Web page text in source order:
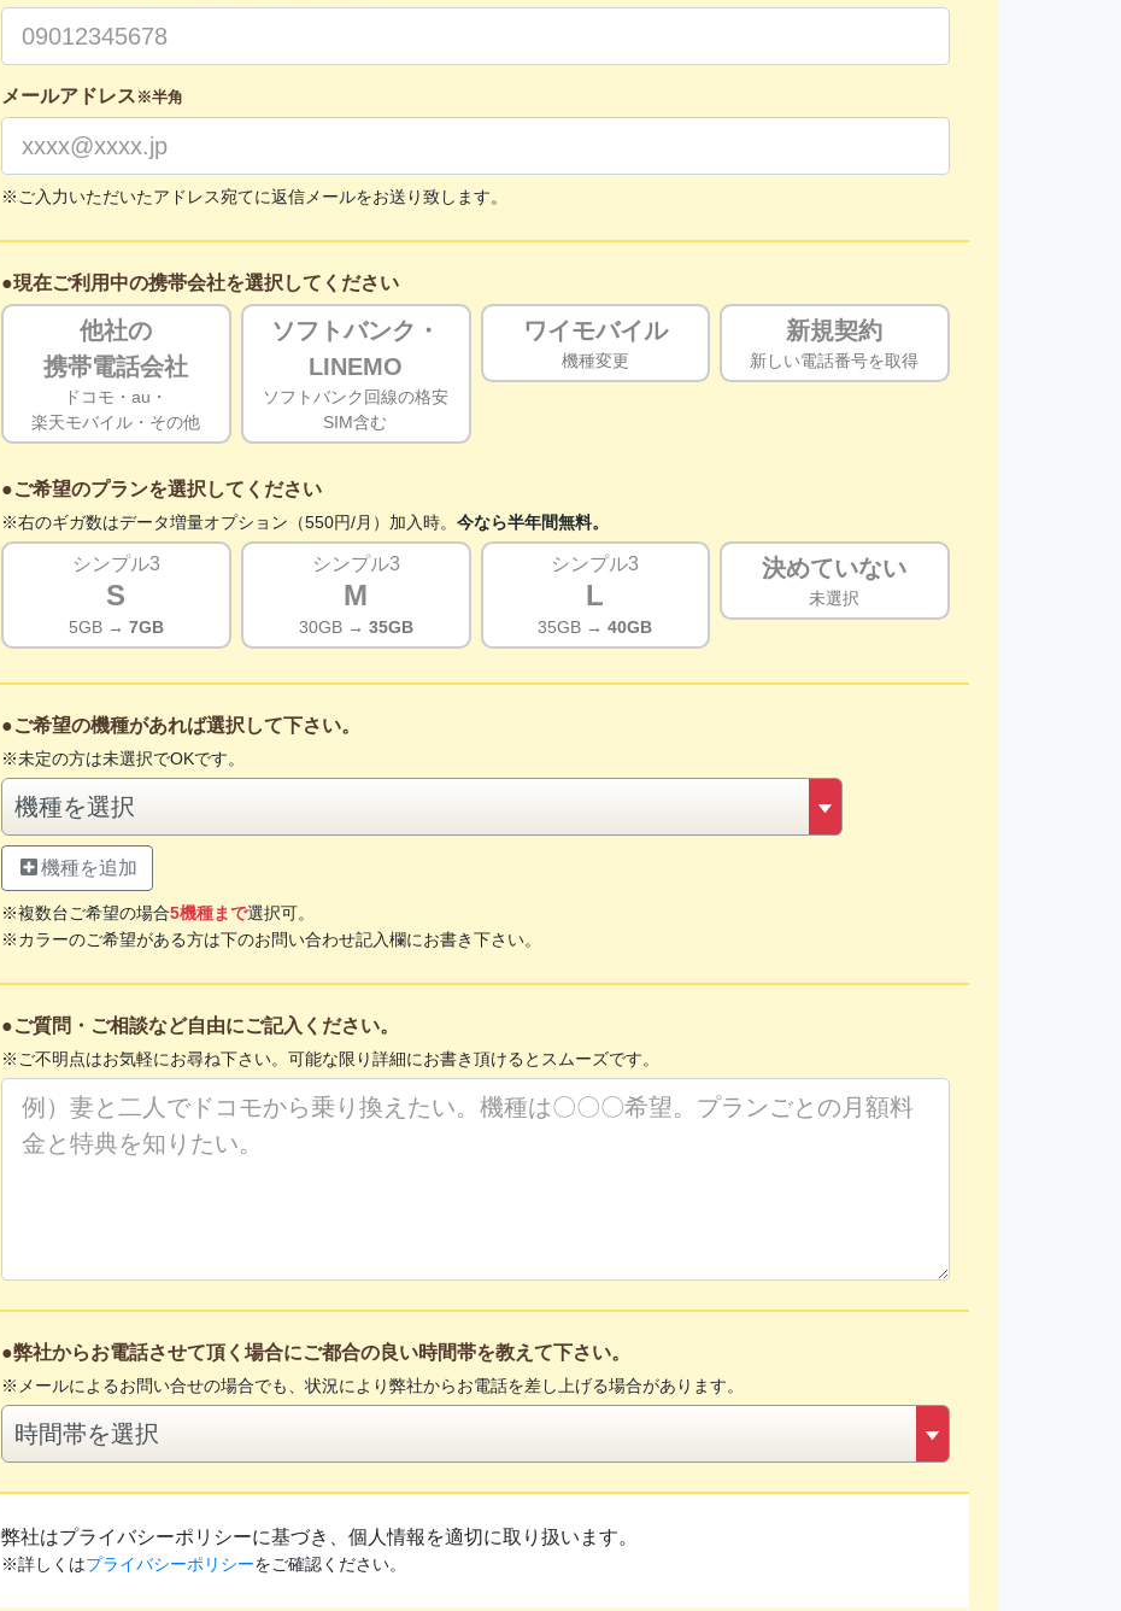
メールアドレス ※半角
ご入力いただいたアドレス宛てに返信メールをお送り致します。
現在ご利用中の携帯会社を選択してください
他社の
携帯電話会社
ドコモ・au・
楽天モバイル・その他
ソフトバンク・
LINEMO
ソフトバンク回線の格安
SIM含む
ワイモバイル
機種変更
新規契約
新しい電話番号を取得
ご希望のプランを選択してください
右のギガ数はデータ増量オプション（550円/月）加入時。 今なら半年間無料。
シンプル3
S
5GB→ 7GB
シンプル3
M
30GB→ 35GB
シンプル3
L
35GB → 40GB
決めていない
未選択
ご希望の機種があれば選択して下さい。
未定の方は未選択でOKです。
機種を追加
複数台ご希望の場合5機種まで選択可。
カラーのご希望がある方は下のお問い合わせ記入欄にお書き下さい。
ご質問・ご相談など自由にご記入ください。
ご不明点はお気軽にお尋ね下さい。可能な限り詳細にお書き頂けるとスムーズです。
弊社からお電話させて頂く場合にご都合の良い時間帯を教えて下さい。
メールによるお問い合せの場合でも、状況により弊社からお電話を差し上げる場合があります。
弊社はプライバシーポリシーに基づき、個人情報を適切に取り扱います。
※詳しくはプライバシーポリシーをご確認ください。